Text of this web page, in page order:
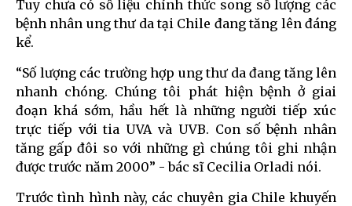
Tuy chưa có số liệu chính thức song số lượng các
bệnh nhân ung thư da tại Chile đang tăng lên đáng
kể.
“Số lượng các trường hợp ung thư da đang tăng lên
nhanh chóng. Chúng tôi phát hiện bệnh ở giai
đoạn khá sớm, hầu hết là những người tiếp xúc
trực tiếp với tia UVA và UVB. Con số bệnh nhân
tăng gấp đôi so với những gì chúng tôi ghi nhận
được trước năm 2000” - bác sĩ Cecilia Orladi nói.
Trước tình hình này, các chuyên gia Chile khuyến